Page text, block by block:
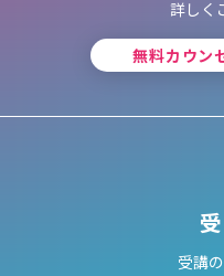
詳しく
無料カウン
受講